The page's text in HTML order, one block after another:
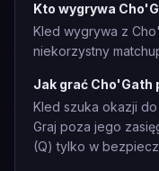
Kto wygrywa
Kled wygrywa z
niekorzystny
Jak grać Cho'Gath
Kled szuka okazji
Graj poza jego
(Q) tylko w